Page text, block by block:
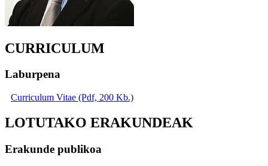
CURRICULUM
Laburpena
Curriculum Vitae (Pdf, 200 Kb.)
LOTUTAKO ERAKUNDEAK
Erakunde publikoa